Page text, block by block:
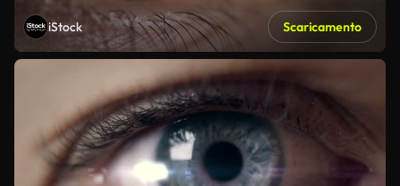
iStock Scaricamento